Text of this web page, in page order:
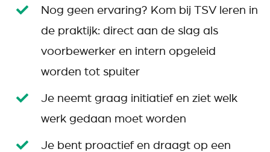
Nog geen ervaring? Kom bij TSV leren in
de praktijk: direct aan de slag als
voorbewerker en intern opgeleid
worden tot spuiter
Je neemt graag initiatief en ziet welk
werk gedaan moet worden
Je bent proactief en draagt op een